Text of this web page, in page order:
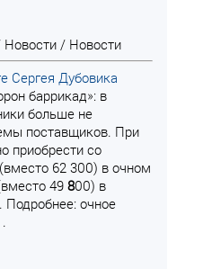
Новости / Новости
Сергея Дубовика
баррикад»: в
больше не
поставщиков. При
приобрести со
62 300) в очном
49 800) в
Подробнее: очное